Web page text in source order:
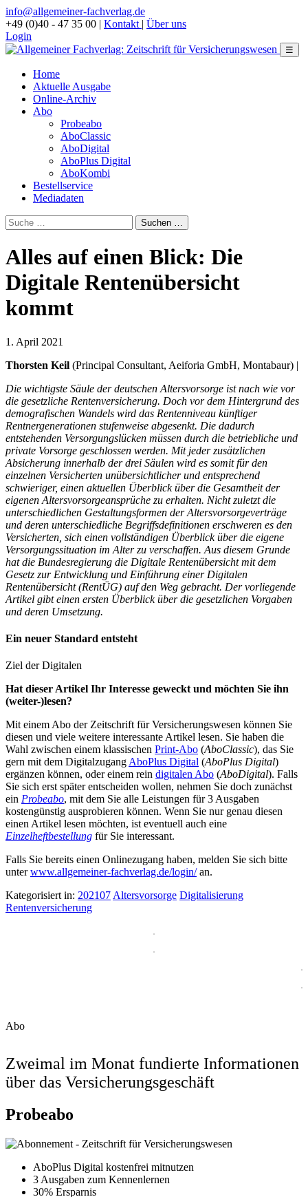
info@allgemeiner-fachverlag.de
+49 (0)40 - 47 35 00 | Kontakt | Über uns
Login
☰
Home
Aktuelle Ausgabe
Online-Archiv
Abo
Probeabo
AboClassic
AboDigital
AboPlus Digital
AboKombi
Bestellservice
Mediadaten
Alles auf einen Blick: Die
Digitale Rentenübersicht
kommt
1. April 2021
Thorsten Keil (Principal Consultant, Aeiforia GmbH, Montabaur) |
Die wichtigste Säule der deutschen Altersvorsorge ist nach wie vor
die gesetzliche Rentenversicherung. Doch vor dem Hintergrund des
demografischen Wandels wird das Rentenniveau künftiger
Rentnergenerationen stufenweise abgesenkt. Die dadurch
entstehenden Versorgungslücken müssen durch die betriebliche und
private Vorsorge geschlossen werden. Mit jeder zusätzlichen
Absicherung innerhalb der drei Säulen wird es somit für den
einzelnen Versicherten unübersichtlicher und entsprechend
schwieriger, einen aktuellen Überblick über die Gesamtheit der
eigenen Altersvorsorgeansprüche zu erhalten. Nicht zuletzt die
unterschiedlichen Gestaltungsformen der Altersvorsorgeverträge
und deren unterschiedliche Begriffsdefinitionen erschweren es den
Versicherten, sich einen vollständigen Überblick über die eigene
Versorgungssituation im Alter zu verschaffen. Aus diesem Grunde
hat die Bundesregierung die Digitale Rentenübersicht mit dem
Gesetz zur Entwicklung und Einführung einer Digitalen
Rentenübersicht (RentÜG) auf den Weg gebracht. Der vorliegende
Artikel gibt einen ersten Überblick über die gesetzlichen Vorgaben
und deren Umsetzung.
Ein neuer Standard entsteht
Ziel der Digitalen
Hat dieser Artikel Ihr Interesse geweckt und möchten Sie ihn
(weiter-)lesen?
Mit einem Abo der Zeitschrift für Versicherungswesen können Sie
diesen und viele weitere interessante Artikel lesen. Sie haben die
Wahl zwischen einem klassischen Print-Abo (AboClassic), das Sie
gern mit dem DigitalzugangAboPlus Digital (AboPlus Digital)
ergänzen können, oder einem rein digitalen Abo (AboDigital). Falls
Sie sich erst später entscheiden wollen, nehmen Sie doch zunächst
ein Probeabo, mit dem Sie alle Leistungen für 3 Ausgaben
kostengünstig ausprobieren können. Wenn Sie nur genau diesen
einen Artikel lesen möchten, ist eventuell auch eine
Einzelheftbestellung für Sie interessant.
Falls Sie bereits einen Onlinezugang haben, melden Sie sich bitte
unterwww.allgemeiner-fachverlag.de/login/an.
Kategorisiert in: 202107Altersvorsorge Digitalisierung
Rentenversicherung
Abo
Zweimal im Monat fundierte Informationen
über das Versicherungsgeschäft
Probeabo
AboPlus Digital kostenfrei mitnutzen
3 Ausgaben zum Kennenlernen
30% Ersparnis